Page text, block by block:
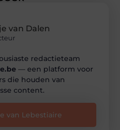
van Dalen
redactieteam
— een platform voor
die houden van
content.
van Lebestiaire